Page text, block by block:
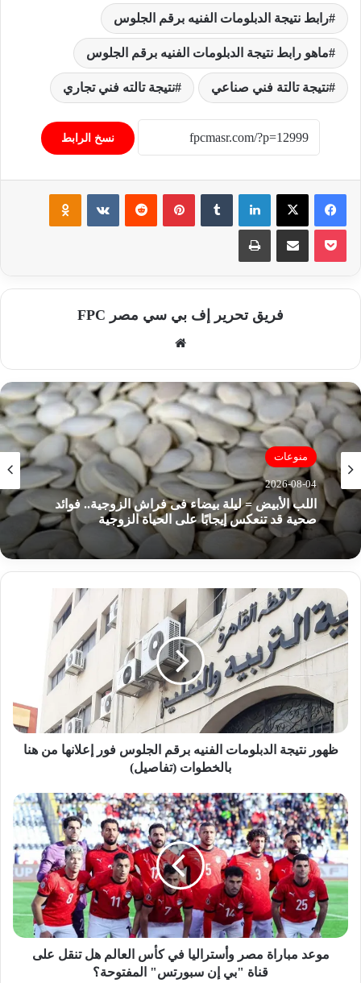
رابط نتيجة الدبلومات الفنيه برقم الجلوس
ماهو رابط نتيجة الدبلومات الفنيه برقم الجلوس
نتيجة تالتة فني صناعي نتيجة تالته فني تجاري
نسخ الرابط
فيسبوك ‫X لينكدإن بينتيريست
فريق تحرير إف بي سي مصر FPC
الوي
ب
منوعات
2026-08-04
اللب الأبيض = ليلة بيضاء فى فراش الزوجية.. فوائد
صحية قد تنعكس إيجابًا على الحياة الزوجية
ظ
ه
و
ر
ي
ة
ب
ل
و
م
ا
ت
ل
ف
ظهور نتيجة الدبلومات الفنيه برقم الجلوس فور إعلانها من هنا
بالخطوات (تفاصيل)
م
و
ع
د
م
ب
ا
ر
ا
موعد مباراة مصر وأستراليا في كأس العالم هل تنقل على
قناة "بي إن سبورتس" المفتوحة؟